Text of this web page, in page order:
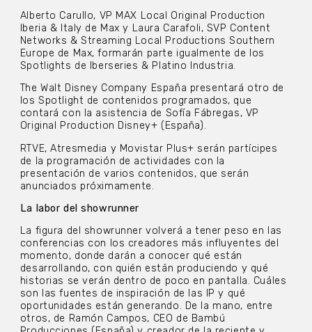
Alberto Carullo, VP MAX Local Original Production
Iberia & Italy de Max y Laura Carafoli, SVP Content
Networks & Streaming Local Productions Southern
Europe de Max, formarán parte igualmente de los
Spotlights de Iberseries & Platino Industria.
The Walt Disney Company España presentará otro de
los Spotlight de contenidos programados, que
contará con la asistencia de Sofía Fábregas, VP
Original Production Disney+ (España).
RTVE, Atresmedia y Movistar Plus+ serán partícipes
de la programación de actividades con la
presentación de varios contenidos, que serán
anunciados próximamente.
La labor del showrunner
La figura del showrunner volverá a tener peso en las
conferencias con los creadores más influyentes del
momento, donde darán a conocer qué están
desarrollando, con quién están produciendo y qué
historias se verán dentro de poco en pantalla. Cuáles
son las fuentes de inspiración de las IP y qué
oportunidades están generando. De la mano, entre
otros, de Ramón Campos, CEO de Bambú